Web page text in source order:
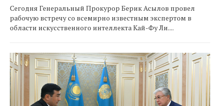
Сегодня Генеральный Прокурор Берик Асылов провел
рабочую встречу со всемирно известным экспертом в
области искусственного интеллекта Кай-Фу Ли....